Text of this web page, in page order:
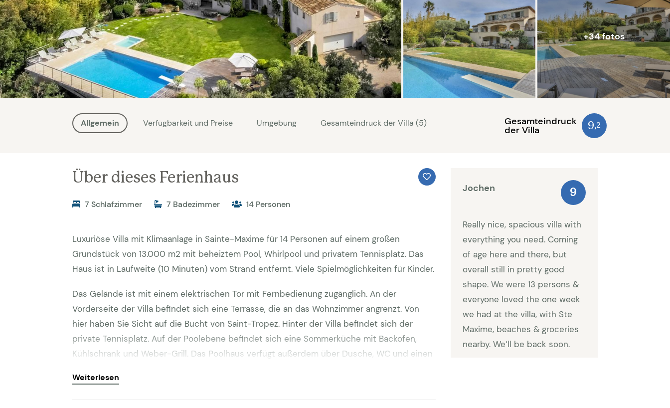
+34 fotos
Allgemein Verfügbarkeit und Preise Umgebung Gesamteindruck der Villa (5) Gesamteindruck
der Villa 9,2
Über dieses Ferienhaus
7 Schlafzimmer 7 Badezimmer 14 Personen
Luxuriöse Villa mit Klimaanlage in Sainte-Maxime für 14 Personen auf einem großen
Grundstück von 13.000 m2 mit beheiztem Pool, Whirlpool und privatem Tennisplatz. Das
Haus ist in Laufweite (10 Minuten) vom Strand entfernt. Viele Spielmöglichkeiten für Kinder.
Das Gelände ist mit einem elektrischen Tor mit Fernbedienung zugänglich. An der
Vorderseite der Villa befindet sich eine Terrasse, die an das Wohnzimmer angrenzt. Von
hier haben Sie Sicht auf die Bucht von Saint-Tropez. Hinter der Villa befindet sich der
private Tennisplatz. Auf der Poolebene befindet sich eine Sommerküche mit Backofen,
Kühlschrank und Weber-Grill. Das Poolhaus verfügt außerdem über Dusche, WC und einen
Teakholz-Liegen. Schwimmbad mit Poolalarm und festem Verdeck. Jaccuzi mit Alarm. Auf
Weiterlesen
Jochen 9
Really nice, spacious villa with
everything you need. Coming
of age here and there, but
overall still in pretty good
shape. We were 13 persons &
everyone loved the one week
we had at the villa, with Ste
Maxime, beaches & groceries
nearby. We‘ll be back soon.